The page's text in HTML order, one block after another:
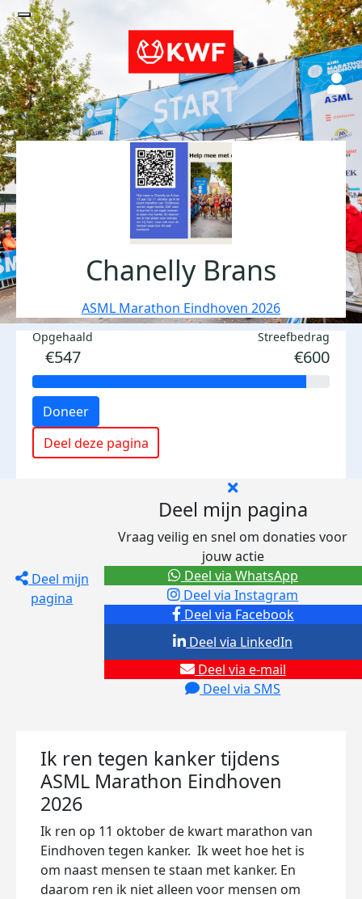
Chanelly Brans
ASML Marathon Eindhoven 2026
Opgehaald
€547
Streefbedrag
€600
Doneer
Deel deze pagina
Deel mijn
pagina
Deel mijn pagina
Vraag veilig en snel om donaties voor
jouw actie
Deel via Facebook
Deel via Instagram
Deel via e-mail
Deel via SMS
Deel via LinkedIn
Deel via WhatsApp
Ik ren tegen kanker tijdens
ASML Marathon Eindhoven
2026
Ik ren op 11 oktober de kwart marathon van
Eindhoven tegen kanker. Ik weet hoe het is
om naast mensen te staan met kanker. En
daarom ren ik niet alleen voor mensen om